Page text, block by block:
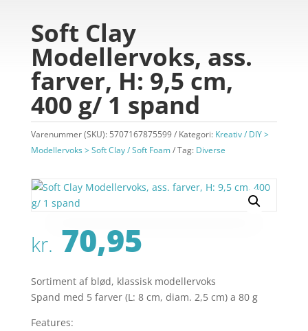
Soft Clay
Modellervoks, ass.
farver, H: 9,5 cm,
400 g/ 1 spand
Varenummer (SKU): 5707167875599 Kategori: Kreativ / DIY >
Modellervoks > Soft Clay / Soft Foam
Tag: Diverse
kr. 70,95
Sortiment af blød, klassisk modellervoks
Spand med 5 farver (L: 8 cm, diam. 2,5 cm) a 80 g
Features: